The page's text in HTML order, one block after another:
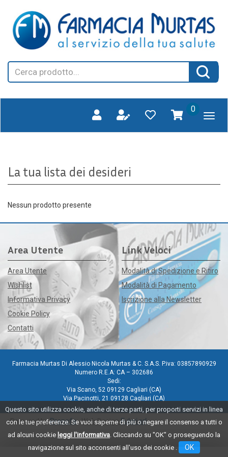
contenuto
principale
Questo sito utilizza cookie, anche di terze parti, per proporti servizi in linea
con le tue preferenze. Se vuoi saperne di più o negare il consenso a tutti o
ad alcuni cookie leggi l'informativa . Cliccando su "OK" o proseguendo la
navigazione sul sito acconsenti all'uso dei cookie .
OK
SCANO
Cerca
Prodotto
0prodotti
inseriti
La tua lista dei desideri
Nessun prodotto presente
Area Utente
Area Utente
Wishlist
Informativa Privacy
Cookie Policy
Contatti
Link Veloci
Modalità di Spedizione e Ritiro
Modalità di Pagamento
Iscrizione alla Newsletter
Farmacia Murtas Di Alessio Nicola Murtas & C. S.A.S. P.iva: 03857890929
Numero R.E.A: CA – 302686
Sedi:
Via Scano, 52 09129 Cagliari (CA)
Via Pacinotti, 21 09128 Cagliari (CA)
Powered byPrenofa Web DesignFulcri srl